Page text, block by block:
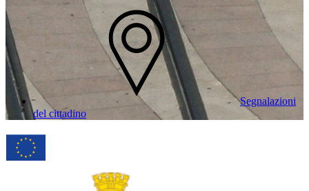
Segnalazioni
del cittadino